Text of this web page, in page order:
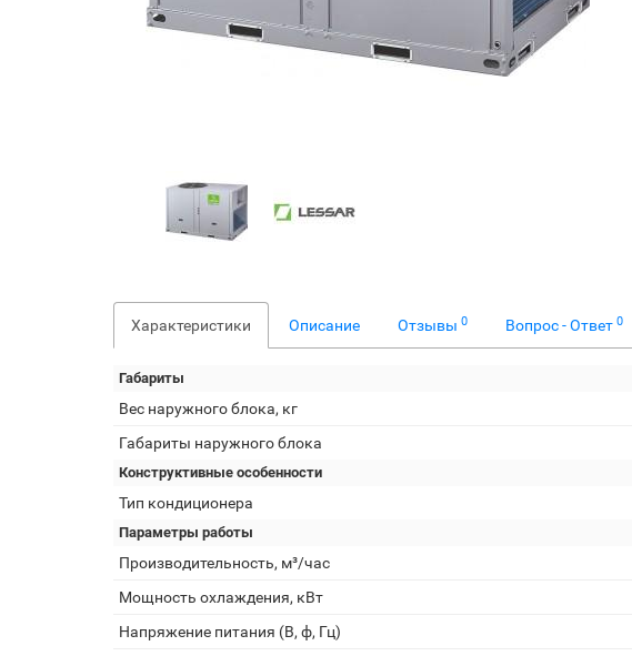
Характеристики Описание Отзывы 0 Вопрос - Ответ 0
Габариты
Вес наружного блока, кг
Габариты наружного блока
Конструктивные особенности
Тип кондиционера
Параметры работы
Производительность, м³/час
Мощность охлаждения, кВт
Напряжение питания (В, ф, Гц)